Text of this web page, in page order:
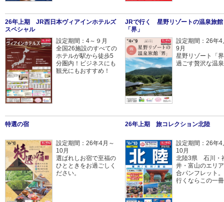
26年上期 JR西日本ヴィアインホテルズ
スペシャル
JRで行く 星野リゾートの温泉旅館
「界」
設定期間：4～９月
全国26施設のすべての
ホテルが駅から徒歩5
分圏内！ビジネスにも
観光にもおすすめ！
設定期間：26年4
9月
星野リゾート「
過ごす贅沢な温
特選の宿 26年上期 旅コレクション北陸
設定期間：26年4月～
10月
選ばれしお宿で至福の
ひとときをお過ごしく
ださい。
設定期間：26年4
10月
北陸3県 石川・
井・富山のエリ
合パンフレット
行くならこの一